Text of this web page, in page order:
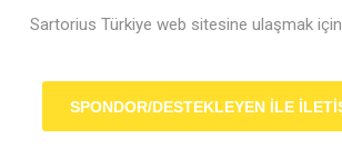
Sartorius Türkiye web sitesine ulaşmak için